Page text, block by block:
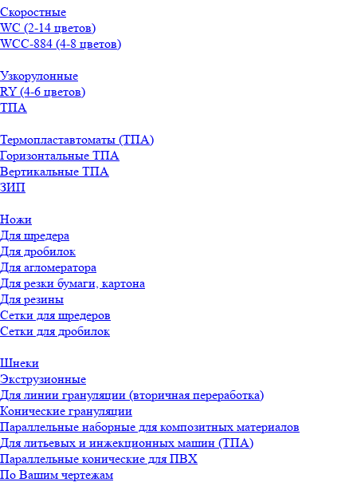
Скоростные
WС (2-14 цветов)
WСС-884 (4-8 цветов)
Узкорулонные
RY (4-6 цветов)
ТПА
Термопластавтоматы (ТПА)
Горизонтальные ТПА
Вертикальные ТПА
ЗИП
Ножи
Для шредера
Для дробилок
Для агломератора
Для резки бумаги, картона
Для резины
Сетки для шредеров
Сетки для дробилок
Шнеки
Экструзионные
Для линии грануляции (вторичная переработка)
Конические грануляции
Параллельные наборные для композитных материалов
Для литьевых и инжекционных машин (ТПА)
Параллельные конические для ПВХ
По Вашим чертежам